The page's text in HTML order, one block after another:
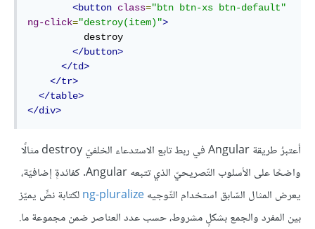
<button class="btn btn-xs btn-default"
ng-click="destroy(item)">
</button>
</td>
</tr>
</table>
</div>
أعتبرُ طريقة Angular في ربط تابع الاستدعاء الخلفيّ destroy مثالًا
واضحًا على الأسلوب التّصريحيّ الذي تتبعه Angular. كفائدةٍ إضافيّة،
يعرض المثال السّابق استخدام التّوجيهng-pluralizeلكتابة نصٍّ يميّز
بين المفرد والجمع بشكلٍ مشروط، حسب عدد العناصر ضمن مجموعة ما.